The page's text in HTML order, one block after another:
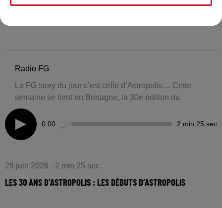
Radio FG
La FG story du jour c’est celle d’Astropolis… Cette
semaine se tient en Bretagne, la 30e édition du
0:00 2 min 25 sec
29 juin 2026 - 2 min 25 sec
LES 30 ANS D’ASTROPOLIS : LES DÉBUTS D’ASTROPOLIS